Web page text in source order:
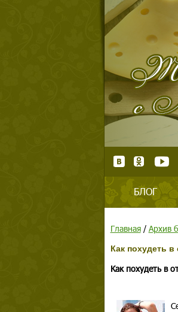
БЛОГ
Главная/ Архив
Как похудеть
Как похудеть в